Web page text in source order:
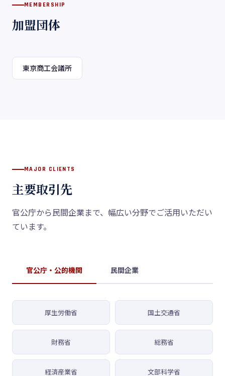
MEMBERSHIP
加盟団体
東京商工会議所
MAJOR CLIENTS
主要取引先
官公庁から民間企業まで、幅広い分野でご活用いただい
ています。
官公庁・公的機関 民間企業
厚生労働省 国土交通省
財務省 総務省
経済産業省 文部科学省